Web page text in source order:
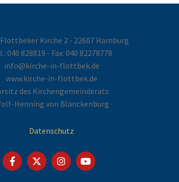
Kirche 2 - 22607 Hamburg
040 828819 - Fax: 040 82278778
info@kirche-in-flottbek.de
www.kirche-in-flottbek.de
des Kirchengemeinderats:
Henning von Blanckenburg
Datenschutz